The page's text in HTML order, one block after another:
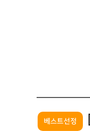
베스트선정